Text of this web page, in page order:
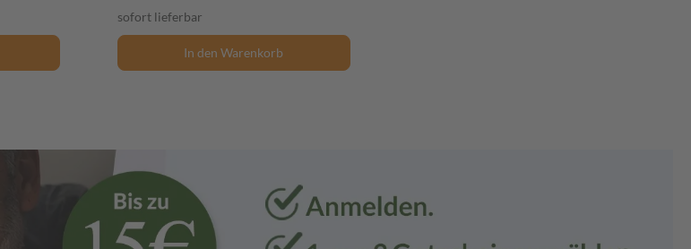
sofort lieferbar
In den Warenkorb